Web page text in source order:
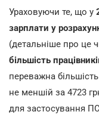
Ураховуючи те, що у
зарплати у
(детальніше про це
більшість
переважна
не меншій за 4723
для застосування